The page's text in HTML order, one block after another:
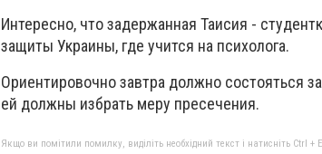
Интересно, что задержанная Таисия -
защиты Украины, где учится на психолога.
Ориентировочно завтра должно состояться
ей должны избрать меру пресечения.
Якщо ви помітили помилку, виділіть необхідний текст і натисніть Ctrl